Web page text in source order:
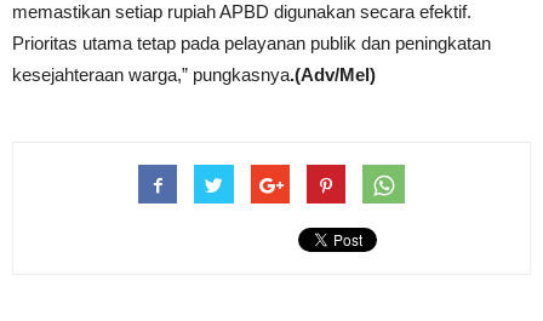
memastikan setiap rupiah APBD digunakan secara efektif.
Prioritas utama tetap pada pelayanan publik dan peningkatan
kesejahteraan warga,” pungkasnya.(Adv/Mel)